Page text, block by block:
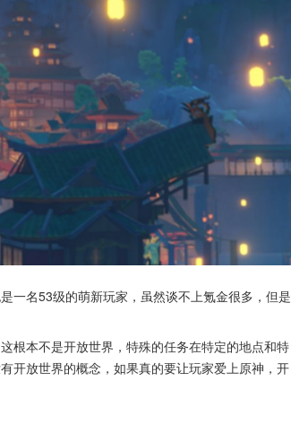
一名53级的萌新玩家，虽然谈不上氪金很多，但是
根本不是开放世界，特殊的任务在特定的地点和特
开放世界的概念，如果真的要让玩家爱上原神，开